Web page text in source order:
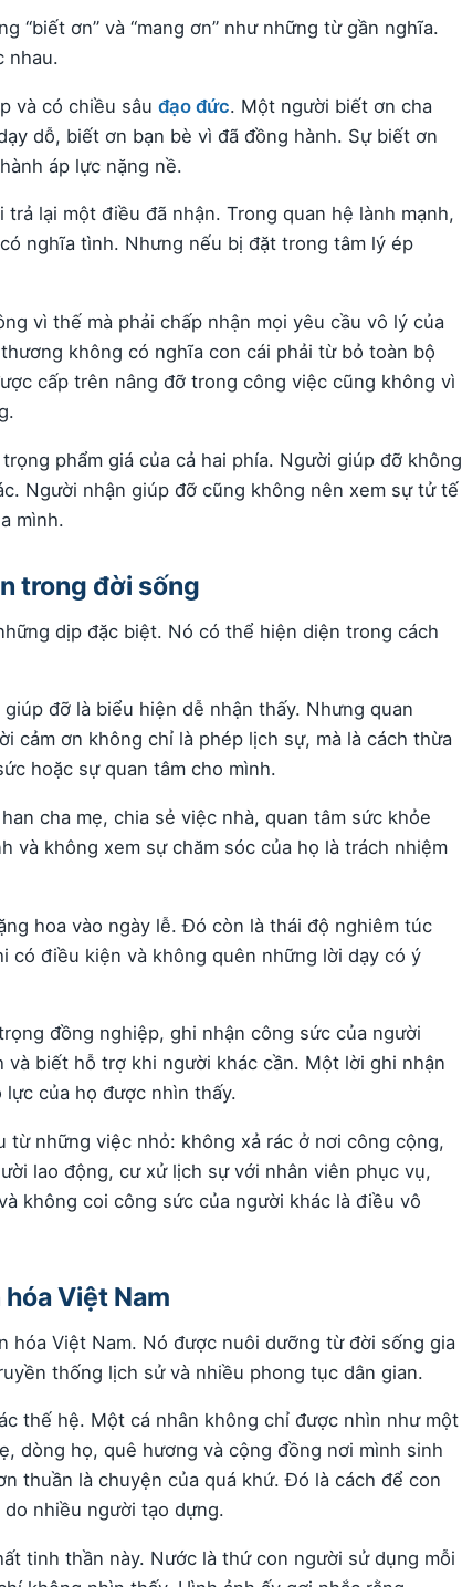
“biết ơn” và “mang ơn” như những từ gần nghĩa.
nhau.
và có chiều sâu đạo đức. Một người biết ơn cha
dỗ, biết ơn bạn bè vì đã đồng hành. Sự biết ơn
áp lực nặng nề.
lại một điều đã nhận. Trong quan hệ lành mạnh,
nghĩa tình. Nhưng nếu bị đặt trong tâm lý ép
vì thế mà phải chấp nhận mọi yêu cầu vô lý của
không có nghĩa con cái phải từ bỏ toàn bộ
cấp trên nâng đỡ trong công việc cũng không vì
phẩm giá của cả hai phía. Người giúp đỡ không
Người nhận giúp đỡ cũng không nên xem sự tử tế
mình.
trong đời sống
dịp đặc biệt. Nó có thể hiện diện trong cách
đỡ là biểu hiện dễ nhận thấy. Nhưng quan
cảm ơn không chỉ là phép lịch sự, mà là cách thừa
hoặc sự quan tâm cho mình.
cha mẹ, chia sẻ việc nhà, quan tâm sức khỏe
và không xem sự chăm sóc của họ là trách nhiệm
hoa vào ngày lễ. Đó còn là thái độ nghiêm túc
điều kiện và không quên những lời dạy có ý
đồng nghiệp, ghi nhận công sức của người
biết hỗ trợ khi người khác cần. Một lời ghi nhận
của họ được nhìn thấy.
những việc nhỏ: không xả rác ở nơi công cộng,
lao động, cư xử lịch sự với nhân viên phục vụ,
không coi công sức của người khác là điều vô
Việt Nam
hóa Việt Nam. Nó được nuôi dưỡng từ đời sống gia
thống lịch sử và nhiều phong tục dân gian.
thế hệ. Một cá nhân không chỉ được nhìn như một
dòng họ, quê hương và cộng đồng nơi mình sinh
thuần là chuyện của quá khứ. Đó là cách để con
nhiều người tạo dựng.
tinh thần này. Nước là thứ con người sử dụng mỗi